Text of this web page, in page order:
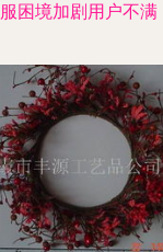
服困境加剧用户不满